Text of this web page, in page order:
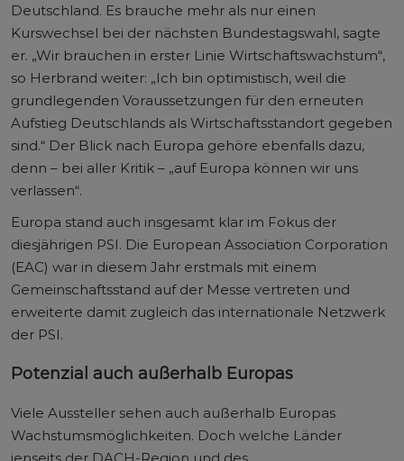
Deutschland. Es brauche mehr als nur einen
Kurswechsel bei der nächsten Bundestagswahl, sagte
er. „Wir brauchen in erster Linie Wirtschaftswachstum“,
so Herbrand weiter: „Ich bin optimistisch, weil die
grundlegenden Voraussetzungen für den erneuten
Aufstieg Deutschlands als Wirtschaftsstandort gegeben
sind.“ Der Blick nach Europa gehöre ebenfalls dazu,
denn – bei aller Kritik – „auf Europa können wir uns
verlassen“.
Europa stand auch insgesamt klar im Fokus der
diesjährigen PSI. Die European Association Corporation
(EAC) war in diesem Jahr erstmals mit einem
Gemeinschaftsstand auf der Messe vertreten und
erweiterte damit zugleich das internationale Netzwerk
der PSI.
Potenzial auch außerhalb Europas
Viele Aussteller sehen auch außerhalb Europas
Wachstumsmöglichkeiten. Doch welche Länder
jenseits der DACH-Region und des